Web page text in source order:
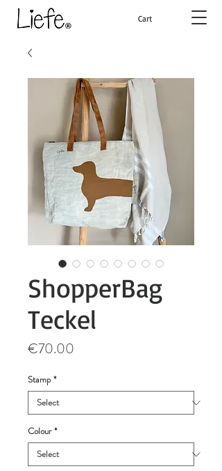
Cart
ShopperBag
Teckel
€70.00
Stamp *
Colour *